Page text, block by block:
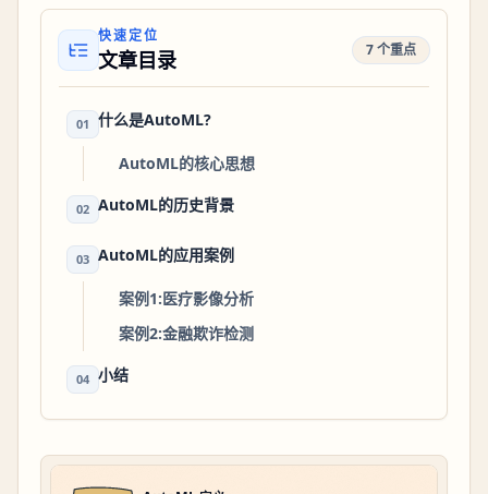
快速定位
文章目录 7 个重点
01 什么是AutoML?
AutoML的核心思想
02 AutoML的历史背景
03 AutoML的应用案例
案例1:医疗影像分析
案例2:金融欺诈检测
04 小结